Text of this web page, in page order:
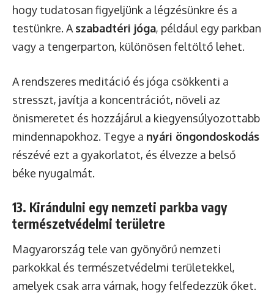
hogy tudatosan figyeljünk a légzésünkre és a
testünkre. A szabadtéri jóga, például egy parkban
vagy a tengerparton, különösen feltöltő lehet.
A rendszeres meditáció és jóga csökkenti a
stresszt, javítja a koncentrációt, növeli az
önismeretet és hozzájárul a kiegyensúlyozottabb
mindennapokhoz. Tegye a nyári öngondoskodás
részévé ezt a gyakorlatot, és élvezze a belső
béke nyugalmát.
13. Kirándulni egy nemzeti parkba vagy
természetvédelmi területre
Magyarország tele van gyönyörű nemzeti
parkokkal és természetvédelmi területekkel,
amelyek csak arra várnak, hogy felfedezzük őket.